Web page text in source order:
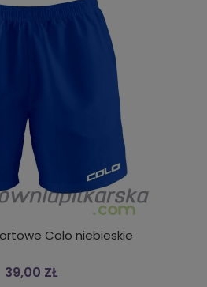
Colo niebieskie
39,00 ZŁ